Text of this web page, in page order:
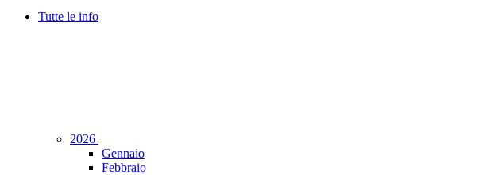
Tutte le info
2026
Gennaio
Febbraio